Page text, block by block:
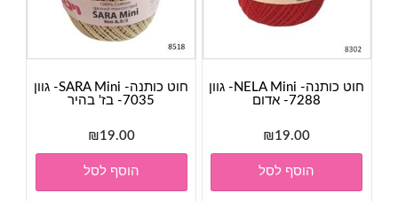
חוט כותנה- SARA Mini- גוון
7035- בז' בהיר
₪19.00
הוסף לסל
חוט כותנה- NELA Mini- גוון
7288- אדום
₪19.00
הוסף לסל